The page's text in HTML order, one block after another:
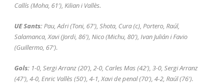
Callís (Moha, 61′), Kilian i Vallès.
UE Sants:Pau, Adri (Toni, 67′), Shota, Cura (c), Portero, Raúl,
Salamanca, Xavi (Jordi, 86′), Nico (Michu, 80′), Ivan Julián i Favio
(Guillermo, 67′).
Gols: 1-0, Sergi Arranz (20′), 2-0, Carles Mas (42′), 3-0, Sergi Arranz
(47′), 4-0, Enric Vallès (50′), 4-1, Xavi de penal (70′), 4-2, Raúl (76′).